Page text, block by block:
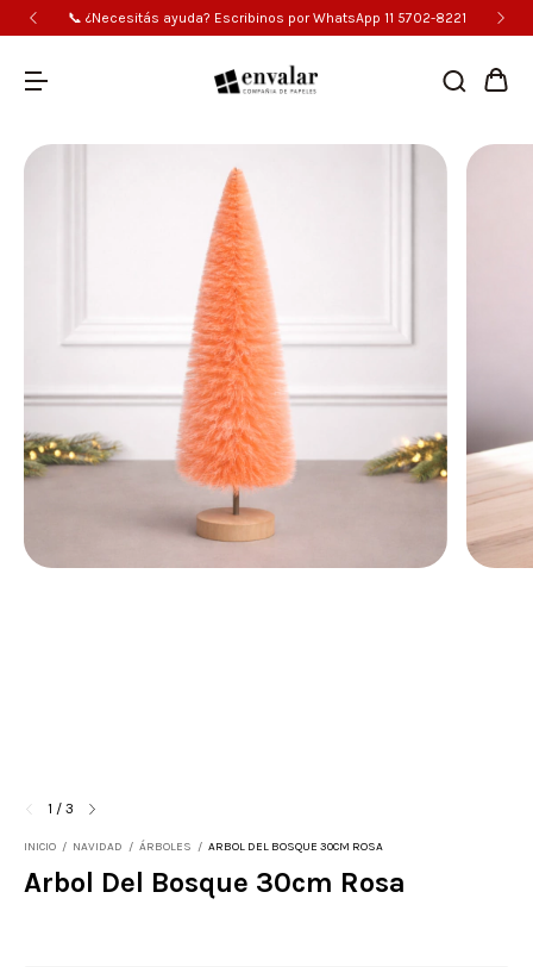
📞 ¿Necesitás ayuda? Escribinos por WhatsApp 11 5702-8221
1 / 3
INICIO / NAVIDAD / ÁRBOLES / ARBOL DEL BOSQUE 30CM ROSA
Arbol Del Bosque 30cm Rosa